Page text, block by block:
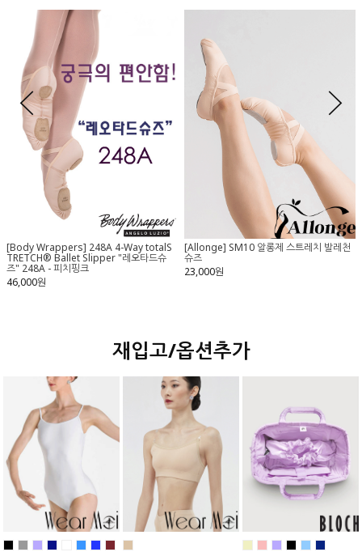
[Aluvie] AP002 Flo 와이드웨이스트 쇼츠
56,000원
[Eurotard] 4401 유로타드 캐미솔 레오타
드
68,000원
재입고/옵션추가